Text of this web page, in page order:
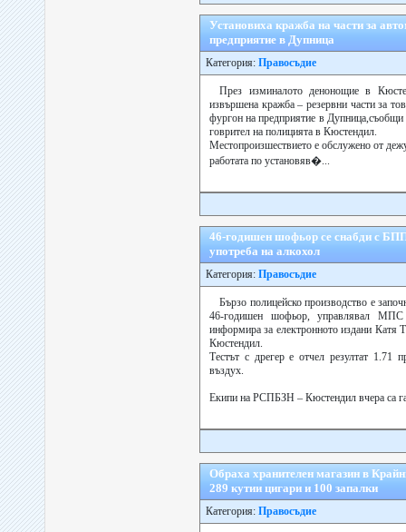
Установиха кражба на части за
предприятие в Дупница
Категория: Правосъдие
През изминалото денонощие в
извършена кражба – резервни части за
фургон на предприятие в Дупница,съобщи
говрител на полицията в Кюстендил.
Местопроизшествието е обслужено от
работата по установяв�...
46-годишен шофьор се снабди с
употреба на алкохол
Категория: Правосъдие
Бързо полицейско производство е
46-годишен шофьор, управлявал МПС
информира за електронното издани
Кюстендил.
Тестът с дрегер е отчел резултат 1.71
въздух.
Екипи на РСПБЗН – Кюстендил вчера са
Обраха хранителен магазин в
289 кутии цигари и 100 запалки
Категория: Правосъдие